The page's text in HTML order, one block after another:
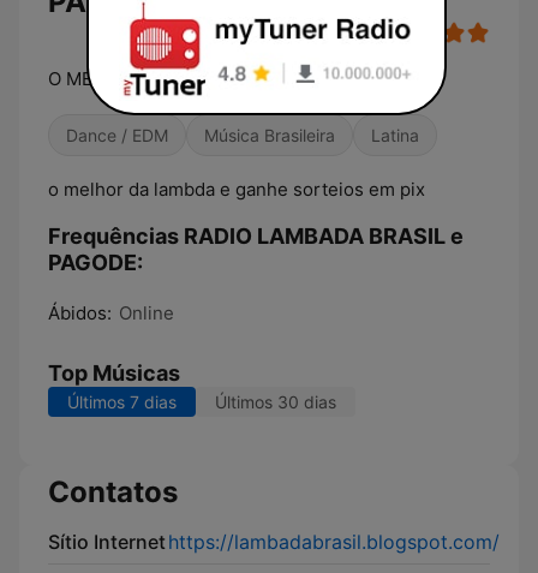
O MELHOR DA LAMBADA
Dance / EDM Música Brasileira Latina
o melhor da lambda e ganhe sorteios em pix
Frequências RADIO LAMBADA BRASIL e
PAGODE:
Ábidos: Online
Top Músicas
Últimos 7 dias Últimos 30 dias
Contatos
Sítio Internethttps://lambadabrasil.blogspot.com/